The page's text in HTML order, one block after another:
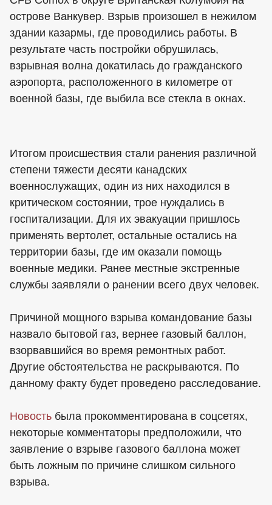
острове Ванкувер. Взрыв произошел в нежилом
здании казармы, где проводились работы. В
результате часть постройки обрушилась,
взрывная волна докатилась до гражданского
аэропорта, расположенного в километре от
военной базы, где выбила все стекла в окнах.
Итогом происшествия стали ранения различной
степени тяжести десяти канадских
военнослужащих, один из них находился в
критическом состоянии, трое нуждались в
госпитализации. Для их эвакуации пришлось
применять вертолет, остальные остались на
территории базы, где им оказали помощь
военные медики. Ранее местные экстренные
службы заявляли о ранении всего двух человек.
Причиной мощного взрыва командование базы
назвало бытовой газ, вернее газовый баллон,
взорвавшийся во время ремонтных работ.
Другие обстоятельства не раскрываются. По
данному факту будет проведено расследование.
Новость была прокомментирована в соцсетях,
некоторые комментаторы предположили, что
заявление о взрыве газового баллона может
быть ложным по причине слишком сильного
взрыва.